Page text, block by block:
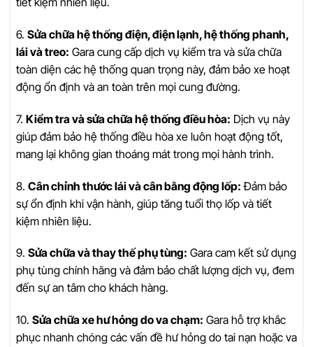
6. Sửa chữa hệ thống điện, điện lạnh, hệ thống phanh,
lái và treo: Gara cung cấp dịch vụ kiểm tra và sửa chữa
toàn diện các hệ thống quan trọng này, đảm bảo xe hoạt
động ổn định và an toàn trên mọi cung đường.
7. Kiểm tra và sửa chữa hệ thống điều hòa: Dịch vụ này
giúp đảm bảo hệ thống điều hòa xe luôn hoạt động tốt,
mang lại không gian thoáng mát trong mọi hành trình.
8. Cân chỉnh thước lái và cân bằng động lốp: Đảm bảo
sự ổn định khi vận hành, giúp tăng tuổi thọ lốp và tiết
kiệm nhiên liệu.
9. Sửa chữa và thay thế phụ tùng: Gara cam kết sử dụng
phụ tùng chính hãng và đảm bảo chất lượng dịch vụ, đem
đến sự an tâm cho khách hàng.
10. Sửa chữa xe hư hỏng do va chạm: Gara hỗ trợ khắc
phục nhanh chóng các vấn đề hư hỏng do tai nạn hoặc va